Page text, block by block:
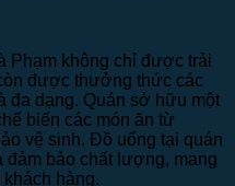
Phạm không chỉ được trải
được thưởng thức các
đa dạng. Quán sở hữu một
biến các món ăn từ
vệ sinh. Đồ uống tại quán
bảo chất lượng, mang
hàng.